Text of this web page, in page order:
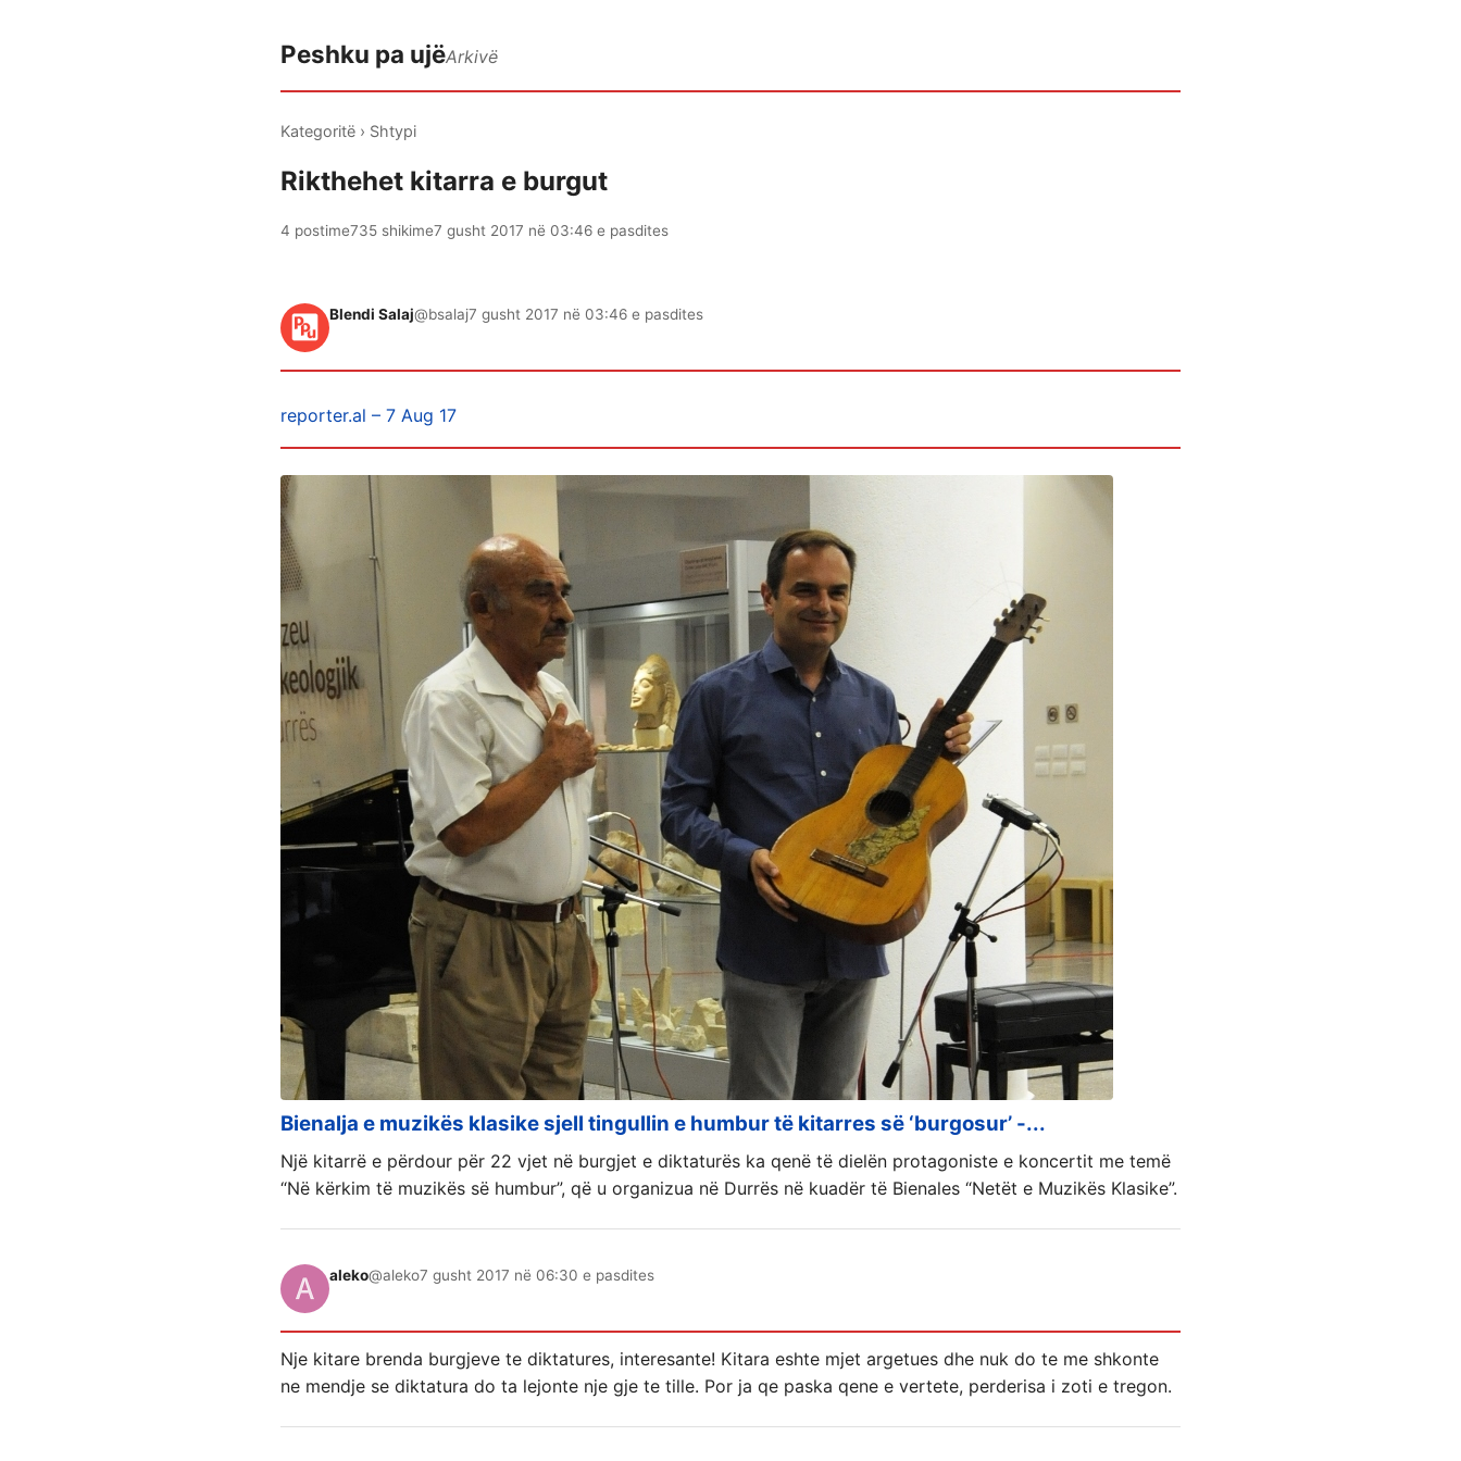
Peshku pa ujëArkivë
Kategoritë › Shtypi
Rikthehet kitarra e burgut
4 postime735 shikime7 gusht 2017 në 03:46 e pasdites
Blendi Salaj@bsalaj7 gusht 2017 në 03:46 e pasdites
reporter.al – 7 Aug 17
Bienalja e muzikës klasike sjell tingullin e humbur të kitarres së ‘burgosur’ -...
Një kitarrë e përdour për 22 vjet në burgjet e diktaturës ka qenë të dielën protagoniste e koncertit me temë
“Në kërkim të muzikës së humbur”, që u organizua në Durrës në kuadër të Bienales “Netët e Muzikës Klasike”.
aleko@aleko7 gusht 2017 në 06:30 e pasdites
Nje kitare brenda burgjeve te diktatures, interesante! Kitara eshte mjet argetues dhe nuk do te me shkonte
ne mendje se diktatura do ta lejonte nje gje te tille. Por ja qe paska qene e vertete, perderisa i zoti e tregon.